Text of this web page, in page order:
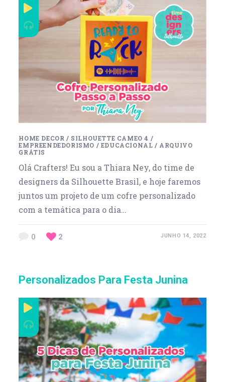
HOME DECOR / SILHOUETTE CAMEO 4 /
EMPREENDEDORISMO / EDUCACIONAL / ARQUIVO
GRÁTIS
Olá Crafters! Eu sou a Thiara Ney, do time de
designers da Silhouette Brasil, e hoje faremos
juntos um projeto de um cofre personalizado
com a temática para o dia…
0 2 JUNHO 14, 2022
Personalizados Para Festa Junina